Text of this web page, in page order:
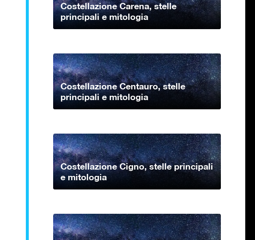
Costellazione Carena, stelle
principali e mitologia
Costellazione Centauro, stelle
principali e mitologia
Costellazione Cigno, stelle principali
e mitologia